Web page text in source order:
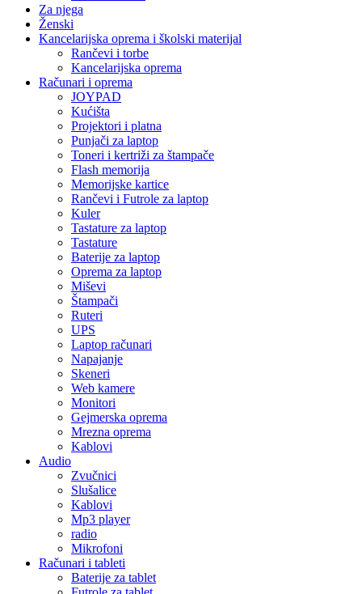
Za njega
Ženski
Kancelarijska oprema i školski materijal
Rančevi i torbe
Kancelarijska oprema
Računari i oprema
JOYPAD
Kućišta
Projektori i platna
Punjači za laptop
Toneri i kertriži za štampače
Flash memorija
Memorijske kartice
Rančevi i Futrole za laptop
Kuler
Tastature za laptop
Tastature
Baterije za laptop
Oprema za laptop
Miševi
Štampači
Ruteri
UPS
Laptop računari
Napajanje
Skeneri
Web kamere
Monitori
Gejmerska oprema
Mrezna oprema
Kablovi
Audio
Zvučnici
Slušalice
Kablovi
Mp3 player
radio
Mikrofoni
Računari i tableti
Baterije za tablet